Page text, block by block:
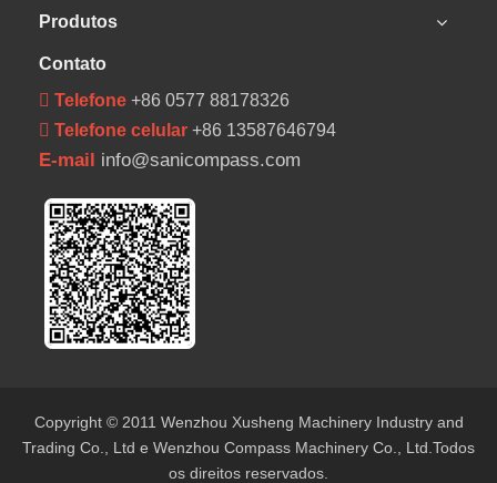
Produtos
Contato
 Telefone +86 0577 88178326
 Telefone celular +86 13587646794
E-mail info@sanicompass.com
Copyright © 2011 Wenzhou Xusheng Machinery Industry and
Trading Co., Ltd e Wenzhou Compass Machinery Co., Ltd.Todos
os direitos reservados.